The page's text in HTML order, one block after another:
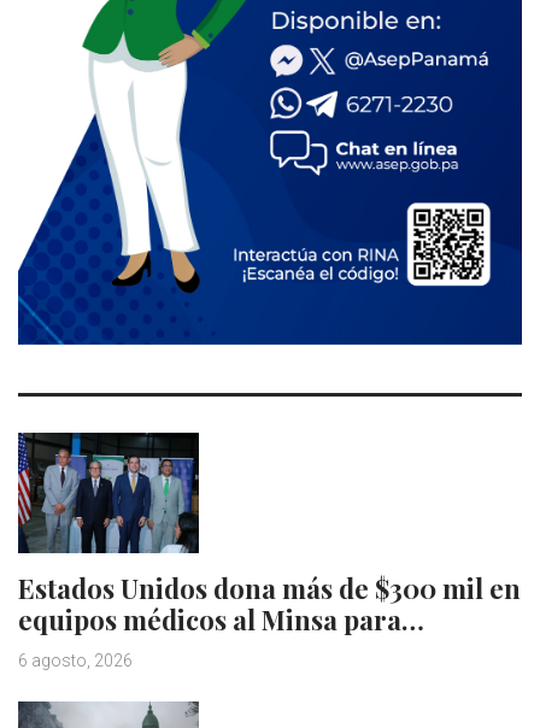
Estados Unidos dona más de $300 mil en
equipos médicos al Minsa para…
6 agosto, 2026